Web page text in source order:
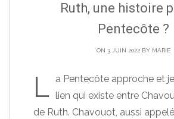
Ruth, une histoire
Pentecôte ?
ON 3 JUIN 2022 BY MARIE
L
a Pentecôte approche et
lien qui existe entre
de Ruth. Chavouot, aussi